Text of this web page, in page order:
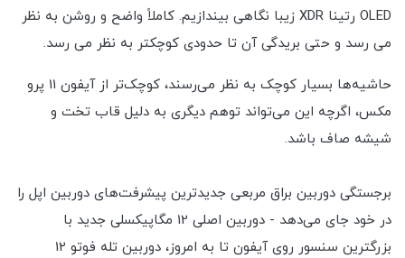
OLED رتینا XDR زیبا نگاهی بیندازیم. کاملاً واضح و روشن به نظر
می رسد و حتی بریدگی آن تا حدودی کوچکتر به نظر می رسد.
حاشیه‌ها بسیار کوچک به نظر می‌رسند، کوچک‌تر از آیفون 11 پرو
مکس، اگرچه این می‌تواند توهم دیگری به دلیل قاب تخت و
شیشه صاف باشد.
برجستگی دوربین براق مربعی جدیدترین پیشرفت‌های دوربین اپل را
در خود جای می‌دهد - دوربین اصلی 12 مگاپیکسلی جدید با
بزرگترین سنسور روی آیفون تا به امروز، دوربین تله فوتو 12